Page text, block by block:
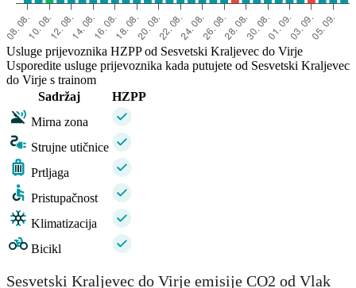
Usluge prijevoznika HZPP od Sesvetski Kraljevec do Virje
Usporedite usluge prijevoznika kada putujete od Sesvetski Kraljevec
do Virje s trainom
Sadržaj
HZPP
Mirna zona
Strujne utičnice
Prtljaga
Pristupačnost
Klimatizacija
Bicikl
Sesvetski Kraljevec do Virje emisije CO2 od Vlak